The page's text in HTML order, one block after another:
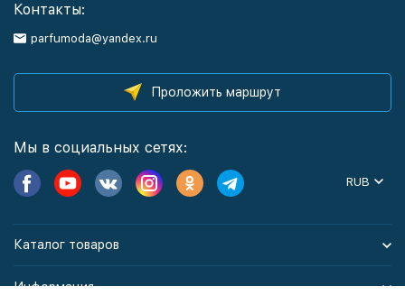
Контакты:
parfumoda@yandex.ru
Проложить маршрут
Мы в социальных сетях:
RUB
Каталог товаров
Информация